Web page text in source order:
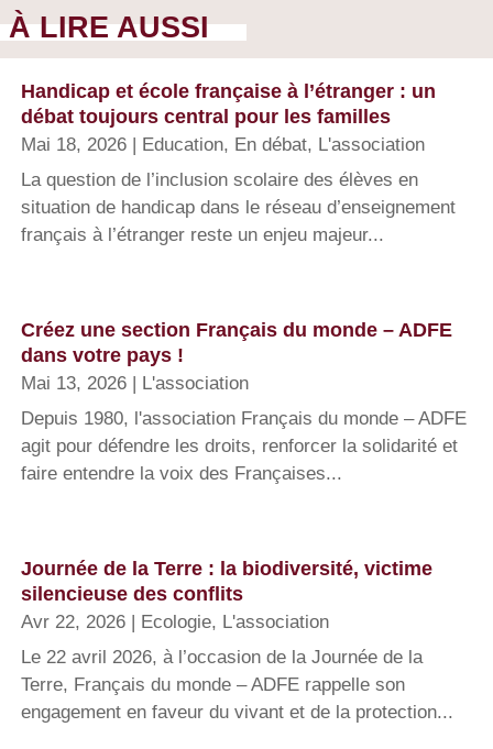
À LIRE AUSSI
Handicap et école française à l’étranger : un
débat toujours central pour les familles
Mai 18, 2026 | Education, En débat, L'association
La question de l’inclusion scolaire des élèves en
situation de handicap dans le réseau d’enseignement
français à l’étranger reste un enjeu majeur...
Créez une section Français du monde – ADFE
dans votre pays !
Mai 13, 2026 | L'association
Depuis 1980, l'association Français du monde – ADFE
agit pour défendre les droits, renforcer la solidarité et
faire entendre la voix des Françaises...
Journée de la Terre : la biodiversité, victime
silencieuse des conflits
Avr 22, 2026 | Ecologie, L'association
Le 22 avril 2026, à l’occasion de la Journée de la
Terre, Français du monde – ADFE rappelle son
engagement en faveur du vivant et de la protection...